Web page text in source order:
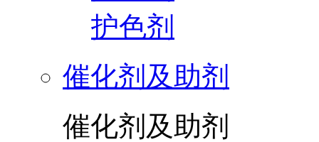
护色剂
催化剂及助剂
催化剂及助剂